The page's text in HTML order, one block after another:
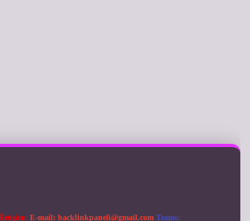
E-mail: backlinkpaneli@gmail.com Teams: